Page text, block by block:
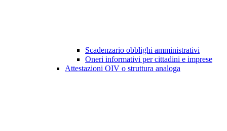
Scadenzario obblighi amministrativi
Oneri informativi per cittadini e imprese
Attestazioni OIV o struttura analoga